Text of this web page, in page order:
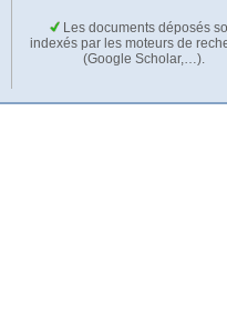
Les documents déposés
indexés par les moteurs de
(Google Scholar,…).